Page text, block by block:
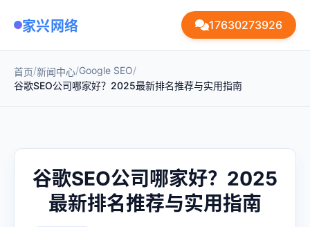
家兴网络 17630273926
首页/新闻中心/Google SEO/
谷歌SEO公司哪家好？2025最新排名推荐与实用指南
谷歌SEO公司哪家好？2025
最新排名推荐与实用指南